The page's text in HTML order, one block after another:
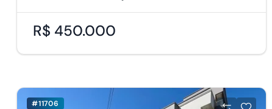
R$ 450.000
#11706